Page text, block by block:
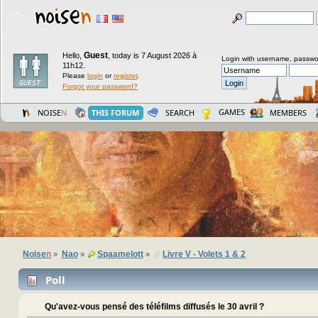
Hello, Guest today is 7 August 2026 à
11h12.
Please login orregister.
Forgot your password?
Login with username,
NOISEN THIS FORUM SEARCH GAMES MEMBERS
Noisen » Nao» Spaamelott» Livre V - Volets 1 & 2
Poll
Qu'avez-vous pensé des téléfilms diffusés le 30 avril ?